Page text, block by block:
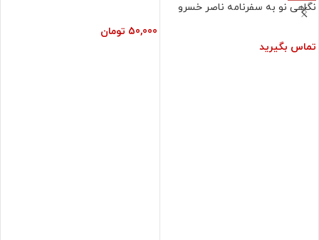
نگاهی نو به سفرنامه ناصر خسرو
تماس بگیرید
50,000 تومان